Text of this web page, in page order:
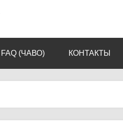
FAQ (ЧАВО) КОНТАКТЫ